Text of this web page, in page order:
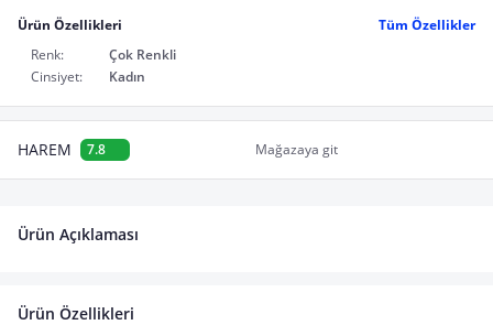
Ürün Özellikleri
Tüm Özellikler
Renk:
Çok Renkli
Cinsiyet:
Kadın
HAREM 7.8 Mağazaya git
Ürün Açıklaması
Ürün Özellikleri